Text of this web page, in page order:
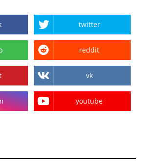
twitter
reddit
vk
youtube